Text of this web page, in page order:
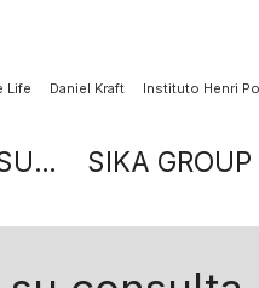
Life Daniel Kraft Instituto Henri
SERVER BUREAU INCORPORA A HUB ACCOUNTING A SU RED REGIONAL